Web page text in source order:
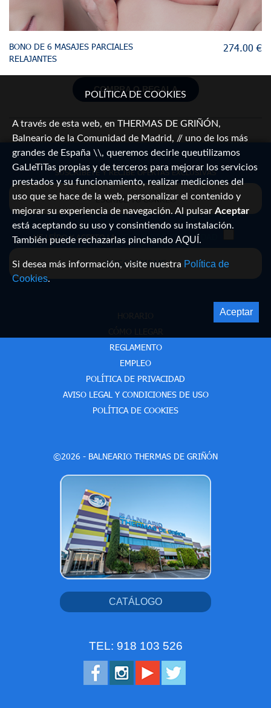
POLÍTICA DE COOKIES
A través de esta web, en THERMAS DE GRIÑÓN,
Balneario de la Comunidad de Madrid, // uno de los más
grandes de España \\, queremos decirle queutilizamos
GaLleTiTas propias y de terceros para mejorar los servicios
prestados y su funcionamiento, realizar mediciones del
uso que se hace de la web, personalizar el contenido y
mejorar su experiencia de navegación. Al pulsar Aceptar
está aceptando su uso y consintiendo su instalación.
También puede rechazarlas pinchando AQUÍ .
Si desea más información, visite nuestra Política de
Cookies.
Aceptar
BONO DE 6 MASAJES PARCIALES
RELAJANTES
274.00 €
COMPRA O REGALA
SUSCRÍBETE Y RECIBE OFERTAS EXCLUSIVAS
HE LEÍDO Y ACEPTO LAPOLÍTICA DE PRIVACIDAD
SUSCRIBIRME
REGLAMENTO
EMPLEO
POLÍTICA DE PRIVACIDAD
AVISO LEGAL Y CONDICIONES DE USO
POLÍTICA DE COOKIES
©2026 - BALNEARIO THERMAS DE GRIÑÓN
CATÁLOGO
TEL: 918 103 526